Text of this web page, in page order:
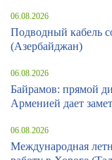
06.08.2026
Подводный кабель
(Азербайджан)
06.08.2026
Байрамов: прямой
Арменией дает
06.08.2026
Международная